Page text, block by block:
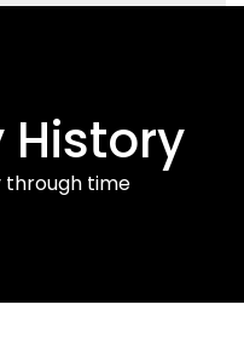
through time